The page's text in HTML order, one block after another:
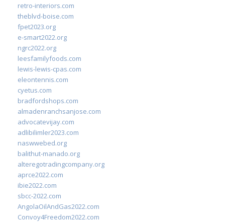
retro-interiors.com
theblvd-boise.com
fpet2023.org
e-smart2022.org
ngrc2022.org
leesfamilyfoods.com
lewis-lewis-cpas.com
eleontennis.com
cyetus.com
bradfordshops.com
almadenranchsanjose.com
advocatevijay.com
adlibilimler2023.com
naswwebed.org
balithut-manado.org
alteregotradingcompany.org
aprce2022.com
ibie2022.com
sbcc-2022.com
AngolaOilAndGas2022.com
Convoy4Freedom2022.com